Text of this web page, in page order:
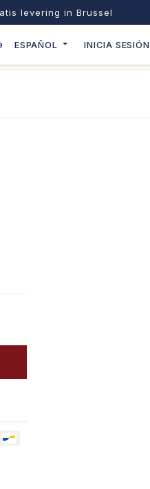
levering in Brussel
ESPAÑOL INICIA SESIÓN